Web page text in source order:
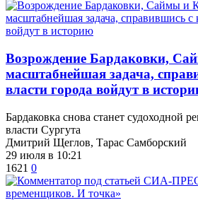
Возрождение Бардаковки,
масштабнейшая задача,
власти города войдут в
​Бардаковка снова станет судоходной
власти Сургута
Дмитрий Щеглов, Тарас Самборский
29 июля в 10:21
1621 0